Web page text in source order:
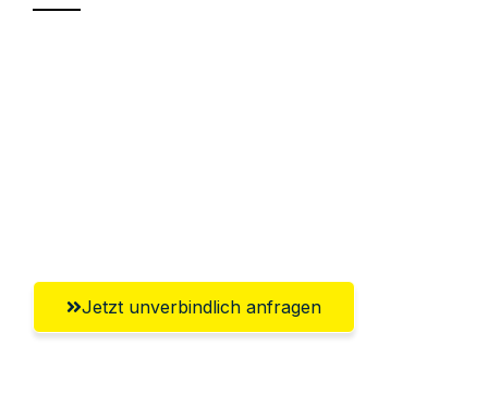
Jetzt unverbindlich anfragen